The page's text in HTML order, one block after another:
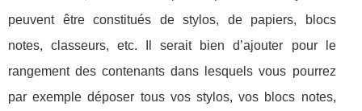
peuvent être constitués de stylos, de papiers, blocs
notes, classeurs, etc. Il serait bien d’ajouter pour le
rangement des contenants dans lesquels vous pourrez
par exemple déposer tous vos stylos, vos blocs notes,